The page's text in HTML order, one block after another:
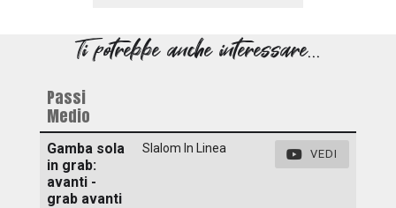
Ti potrebbe anche interessare...
Passi
Medio
Gamba sola
in grab:
avanti -
grab avanti
Slalom In Linea VEDI